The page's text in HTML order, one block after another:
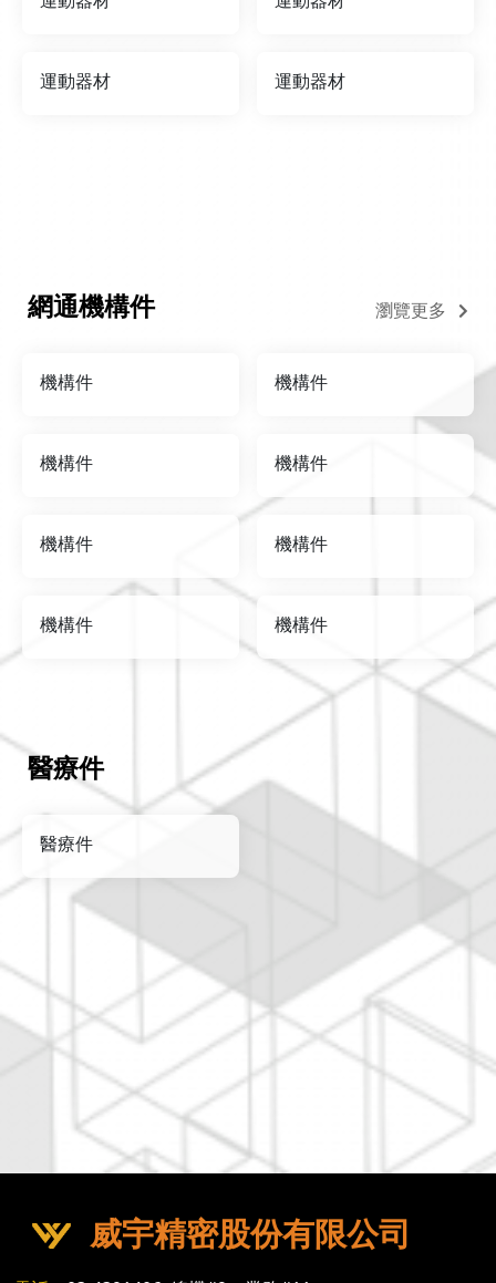
運動器材 運動器材
網通機構件 瀏覽更多
機構件 機構件
機構件 機構件
機構件 機構件
機構件 機構件
醫療件
醫療件
威宇精密股份有限公司